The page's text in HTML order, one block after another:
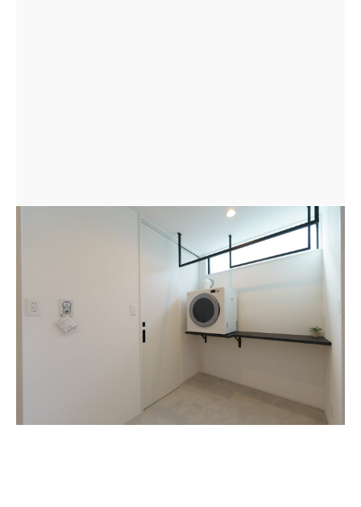
真っ白な空間にアイアンのハンガーポールや棚がアクセ